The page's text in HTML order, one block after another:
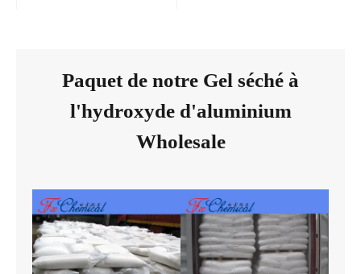
Paquet de notre Gel séché à
l'hydroxyde d'aluminium
Wholesale